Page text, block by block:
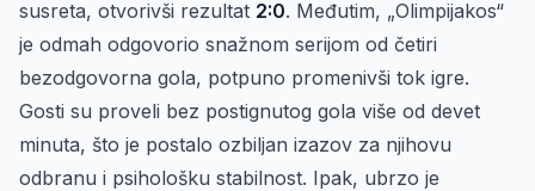
susreta, otvorivši rezultat 2:0. Međutim, „Olimpijakos“
je odmah odgovorio snažnom serijom od četiri
bezodgovorna gola, potpuno promenivši tok igre.
Gosti su proveli bez postignutog gola više od devet
minuta, što je postalo ozbiljan izazov za njihovu
odbranu i psihološku stabilnost. Ipak, ubrzo je